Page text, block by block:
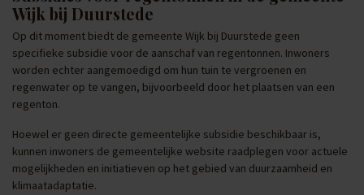
Wijk bij Duurstede
Op dit moment biedt de gemeente Wijk bij Duurstede geen
specifieke subsidie voor de aanschaf van regentonnen. Inwoners
worden echter aangemoedigd om hun tuin te vergroenen en
regenwater op te vangen, bijvoorbeeld door het plaatsen van een
regenton.
Hoewel er geen directe gemeentelijke subsidie beschikbaar is,
kunnen inwoners de gemeentelijke website raadplegen voor actuele
mogelijkheden en initiatieven op het gebied van duurzaamheid en
klimaatadaptatie.